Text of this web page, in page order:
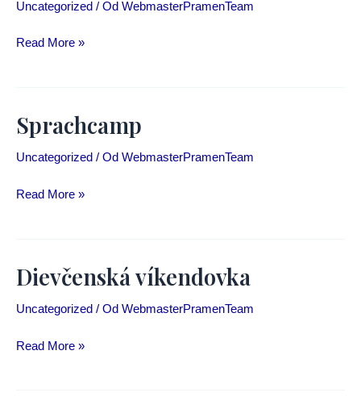
Uncategorized / Od WebmasterPramenTeam
Detský
Read More »
Sprachcamp
Uncategorized / Od WebmasterPramenTeam
Sprachcamp
Read More »
Dievčenská víkendovka
Uncategorized / Od WebmasterPramenTeam
Dievčenská
Read More »